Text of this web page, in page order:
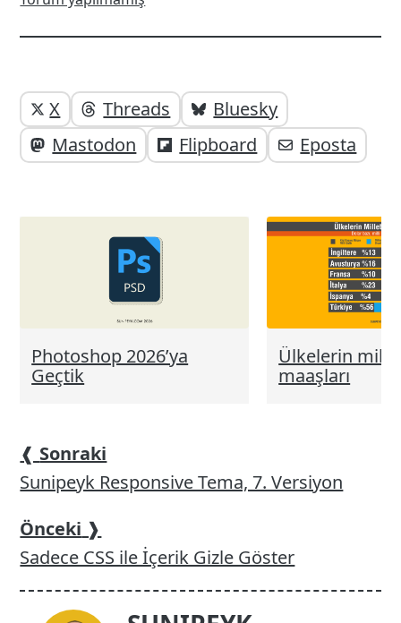
Yazı
altı
elemanları
Yazıyı
paylaşabilirsiniz;
X Threads
Bluesky
Mastodon
Flipboard Eposta
Photoshop 2026’ya
Geçtik
Ülkelerin
maaşları
❰ Sonraki
Sunipeyk Responsive Tema, 7. Versiyon
Önceki ❱
Sadece CSS ile İçerik Gizle Göster